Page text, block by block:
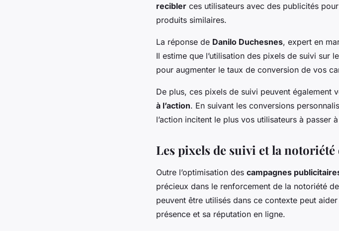
recibler ces utilisateurs avec des publicités
produits similaires.
La réponse de Danilo Duchesnes, expert en
Il estime que l’utilisation des pixels de suivi sur
pour augmenter le taux de conversion de vos
De plus, ces pixels de suivi peuvent également
à l’action. En suivant les conversions
l’action incitent le plus vos utilisateurs à passer
Les pixels de suivi et la notoriété
Outre l’optimisation des campagnes
précieux dans le renforcement de la notoriété
peuvent être utilisés dans ce contexte peut
présence et sa réputation en ligne.